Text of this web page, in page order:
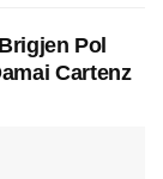
Pol
Cartenz